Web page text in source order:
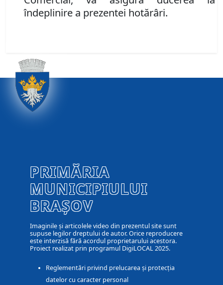
îndeplinire a prezentei hotărâri.
PRIMĂRIA
MUNICIPIULUI
BRAȘOV
Imaginile și articolele video din prezentul site sunt
supuse legilor dreptului de autor. Orice reproducere
este interzisă fără acordul proprietarului acestora.
Proiect realizat prin programul DigiLOCAL 2025.
Reglementări privind prelucarea și protecția
datelor cu caracter personal